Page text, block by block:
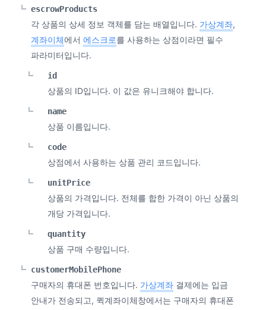
escrowProducts
각 상품의 상세 정보 객체를 담는 배열입니다. 가상계좌,
계좌이체에서 에스크로를 사용하는 상점이라면 필수
파라미터입니다.
id
상품의 ID입니다. 이 값은 유니크해야 합니다.
name
상품 이름입니다.
code
상점에서 사용하는 상품 관리 코드입니다.
unitPrice
상품의 가격입니다. 전체를 합한 가격이 아닌 상품의
개당 가격입니다.
quantity
상품 구매 수량입니다.
customerMobilePhone
구매자의 휴대폰 번호입니다. 가상계좌 결제에는 입금
안내가 전송되고, 퀵계좌이체창에서는 구매자의 휴대폰